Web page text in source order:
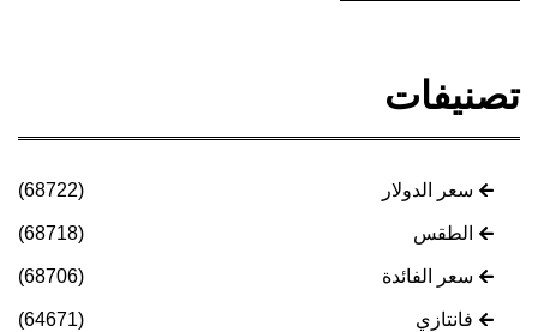
تصنيفات
سعر الدولار (68722)
الطقس (68718)
سعر الفائدة (68706)
فانتازي (64671)